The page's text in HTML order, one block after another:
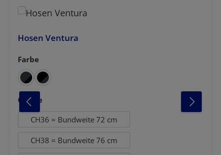
Hosen Ventura
Farbe
auswählen
Grösse
CH36 = Bundweite 72 cm
CH38 = Bundweite 76 cm